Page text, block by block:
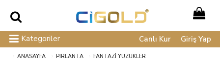
Kategoriler Canlı Kur Giriş Yap
ANASAYFA PIRLANTA FANTAZI YÜZÜKLER